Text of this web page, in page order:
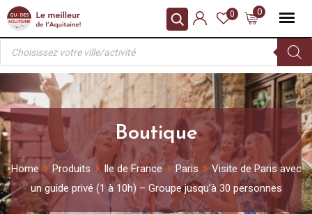
Skip
content
0
0
Recherche
produits
Boutique
Home Produits Ile de France Paris
Visite de Paris avec
un guide privé (1 à 10h) – Groupe jusqu’à 30 personnes